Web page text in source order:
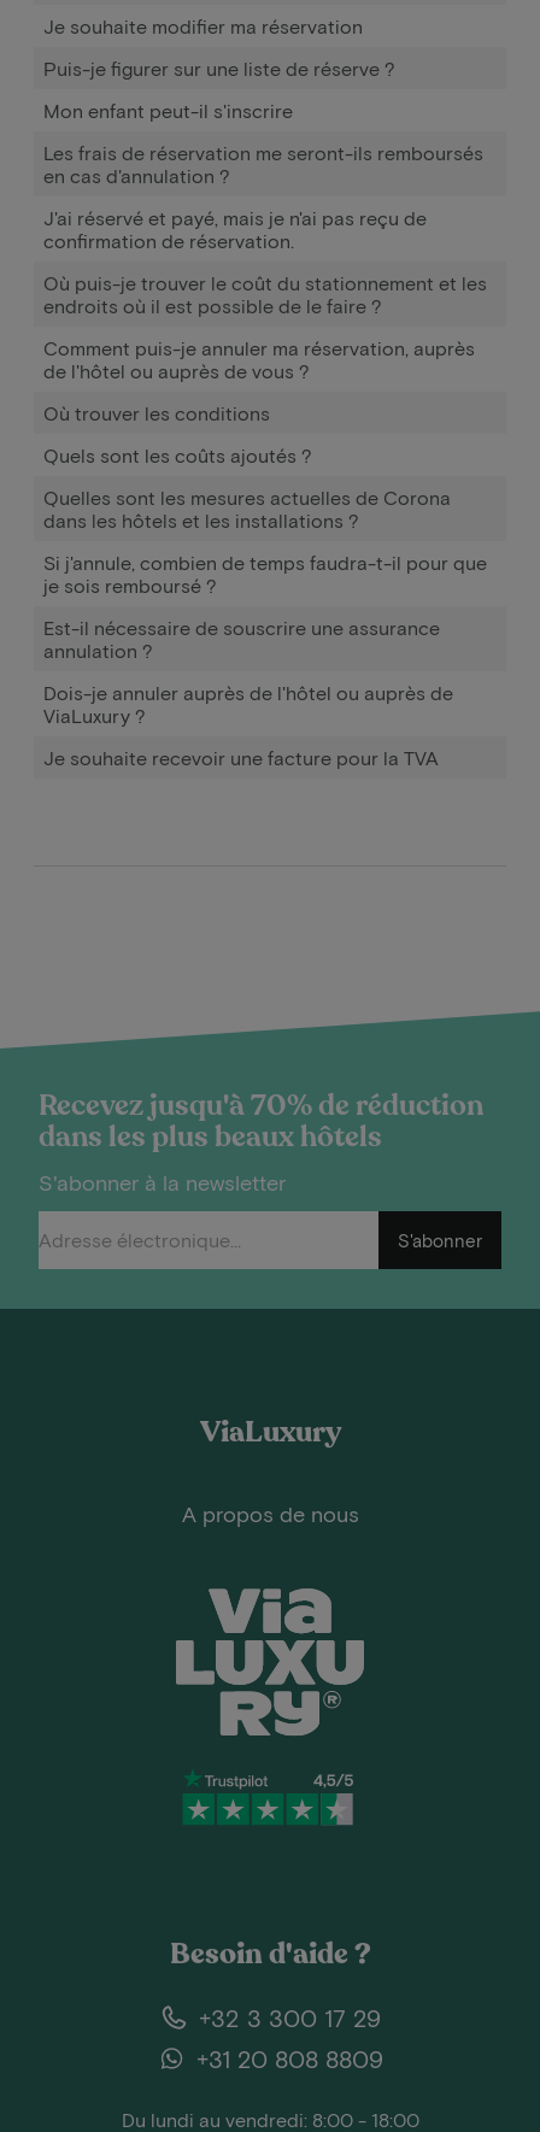
Je souhaite modifier ma réservation
Puis-je figurer sur une liste de réserve ?
Mon enfant peut-il s'inscrire
Les frais de réservation me seront-ils remboursés
en cas d'annulation ?
J'ai réservé et payé, mais je n'ai pas reçu de
confirmation de réservation.
Où puis-je trouver le coût du stationnement et les
endroits où il est possible de le faire ?
Comment puis-je annuler ma réservation, auprès
de l'hôtel ou auprès de vous ?
Où trouver les conditions
Quels sont les coûts ajoutés ?
Quelles sont les mesures actuelles de Corona
dans les hôtels et les installations ?
Si j'annule, combien de temps faudra-t-il pour que
je sois remboursé ?
Est-il nécessaire de souscrire une assurance
annulation ?
Dois-je annuler auprès de l'hôtel ou auprès de
ViaLuxury ?
Je souhaite recevoir une facture pour la TVA
Recevez jusqu'à 70% de réduction
dans les plus beaux hôtels
S'abonner à la newsletter
S'abonner
ViaLuxury
A propos de nous
Besoin d'aide ?
+32 3 300 17 29
+31 20 808 8809
Du lundi au vendredi: 8:00 - 18:00